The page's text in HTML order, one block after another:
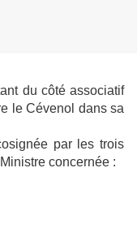
du côté associatif
le Cévenol dans sa
par les trois
concernée :